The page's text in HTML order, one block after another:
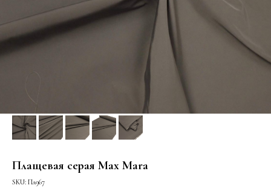
Плащевая серая Max Mara
SKU: Пл967